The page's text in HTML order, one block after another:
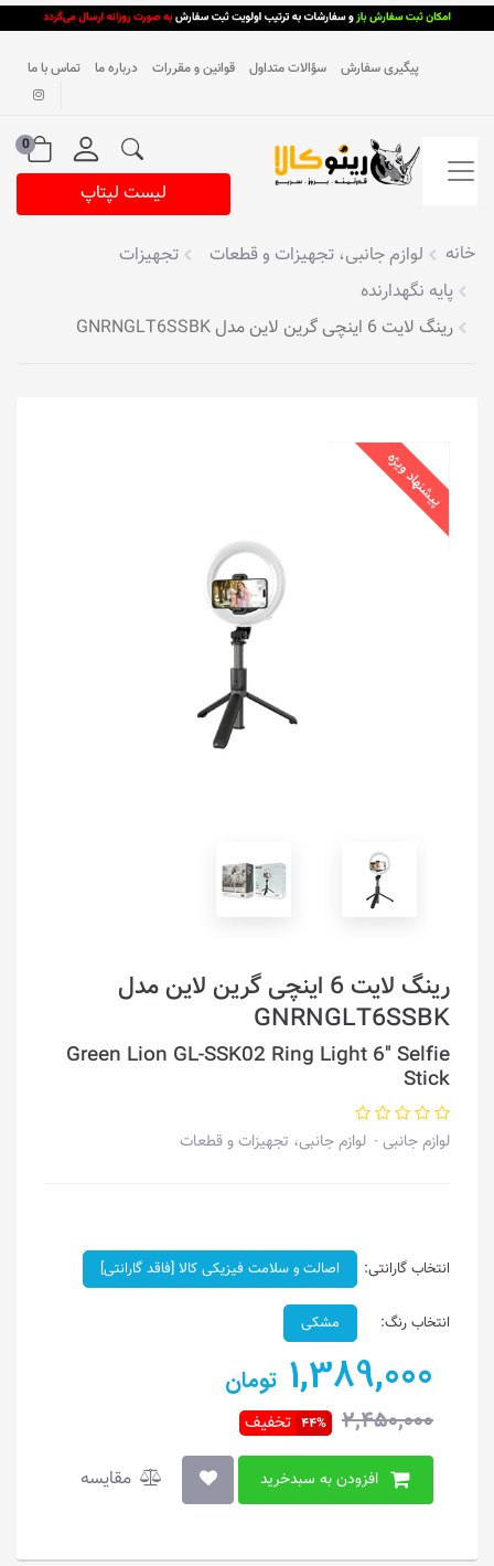
پیگیری سفارش سؤالات متداول قوانین و مقررات درباره ما تماس با ما
0
لیست لپتاپ
خانه لوازم جانبی، تجهیزات و قطعات
تجهیزات
پایه نگهدارنده
رینگ لایت 6 اینچی گرین لاین مدل GNRNGLT6SSBK
پیشنهاد ویژه
رینگ لایت 6 اینچی گرین لاین مدل
GNRNGLT6SSBK
Green Lion GL-SSK02 Ring Light 6″ Selfie
Stick
لوازم جانبی لوازم جانبی، تجهیزات و قطعات
انتخاب گارانتی: اصالت و سلامت فیزیکی کالا [فاقد گارانتی]
انتخاب رنگ: مشکی
1,389,000 تومان
2,450,000
44% تخفیف
افزودن به سبدخرید مقایسه